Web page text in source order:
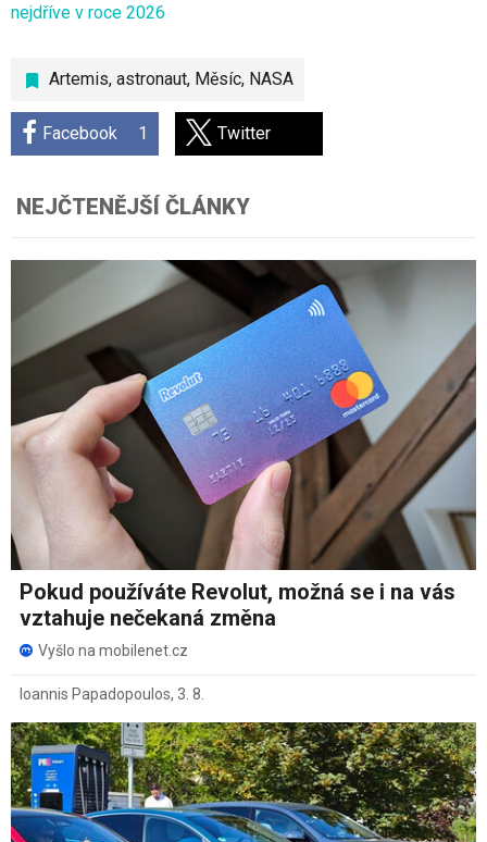
Artemis, astronaut, Měsíc, NASA
Facebook 1 Twitter
nejdříve v roce 2026
NEJČTENĚJŠÍ ČLÁNKY
Pokud používáte Revolut, možná se i na vás
vztahuje nečekaná změna
Vyšlo na mobilenet.cz
Ioannis Papadopoulos, 3. 8.